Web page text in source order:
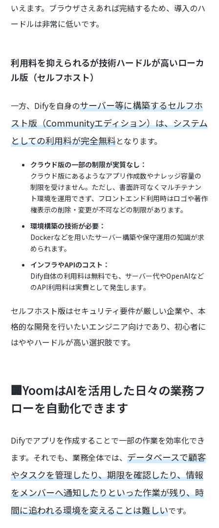
いえます。ブラウザさえあれば完結するため、導入のハ
ードルは非常に低いです。
利用料を抑えられるが技術ハードルが高いローカ
ル版（セルフホスト）
一方、Difyを自身のサーバー等に構築するセルフホ
スト版（Communityエディション）は、システム
としての利用料が完全無料となります。
クラウド版の一部の制限が実質なし：
クラウド版にあるようなアプリ作成数やナレッジ容量の
制限を受けません。ただし、書面許可なくマルチテナン
ト環境を運用できず、フロントエンド利用時はロゴや著作
権表示の削除・変更が不可などの制限があります。
環境構築の技術が必要：
Dockerなどを用いたサーバー構築や保守運用の知識が求
められます。
インフラやAPIのコスト：
Dify自体の利用料は無料でも、サーバー代やOpenAIなど
のAPI利用料は実費として発生します。
セルフホスト版はセキュリティ要件が厳しい企業や、本
格的な開発を行いたいエンジニア向けであり、初心者に
はややハードルが高い選択肢です。
🏢YoomはAIを活用した日々の業務フ
ローを自動化できます
Difyでアプリを作成することで一部の作業を効率化でき
ます。それでも、業務全体では、データベースで顧客
やタスクを管理したり、期限を確認したり、情報
をメンバーへ通知したりといった作業が残り、時
間に追われる環境を変えることは難しいです。